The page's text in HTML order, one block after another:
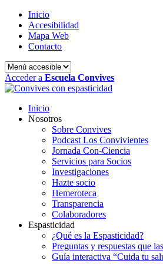
Inicio
Accesibilidad
Mapa Web
Contacto
Acceder a Escuela Convives
Inicio
Nosotros
Sobre Convives
Podcast Los Convivientes
Jornada Con-Ciencia
Servicios para Socios
Investigaciones
Hazte socio
Hemeroteca
Transparencia
Colaboradores
Espasticidad
¿Qué es la Espasticidad?
Preguntas y respuestas que
Guía interactiva “Cuida tu